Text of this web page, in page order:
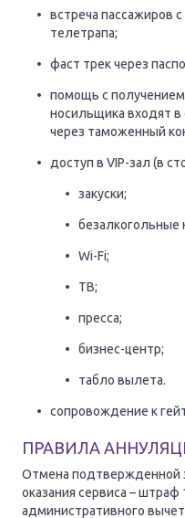
встреча пассажиров
телетрапа;
фаст трек через
помощь с получением
носильщика входят
через таможенный
доступ в VIP-зал (в
закуски;
безалкогольные
Wi-Fi;
ТВ;
пресса;
бизнес-центр;
табло вылета.
сопровождение к
ПРАВИЛА
Отмена подтвержденной
оказания сервиса – штраф
административного